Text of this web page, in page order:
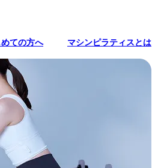
ての方へ マシンピラティスとは